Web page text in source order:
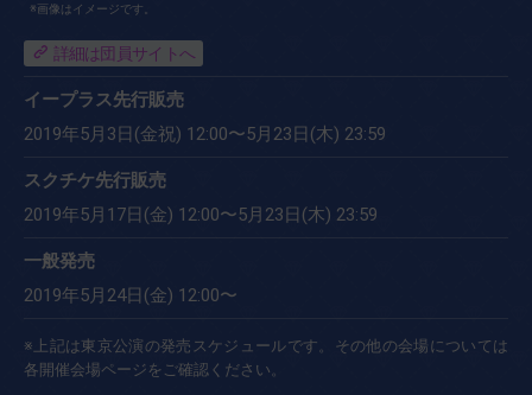
※画像はイメージです。
詳細は団員サイトへ
イープラス先行販売
2019年5月3日(金祝) 12:00〜5月23日(木) 23:59
スクチケ先行販売
2019年5月17日(金) 12:00〜5月23日(木) 23:59
一般発売
2019年5月24日(金) 12:00〜
※上記は東京公演の発売スケジュールです。その他の会場については
各開催会場ページをご確認ください。